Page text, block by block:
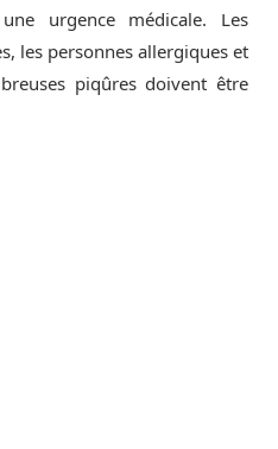
urgence médicale. Les
les personnes allergiques et
piqûres doivent être